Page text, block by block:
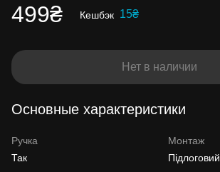
499₴ Кешбэк 15₴
Нет в наличии
Основные характеристики
Ручка
Так
Монтаж
Підлоговий